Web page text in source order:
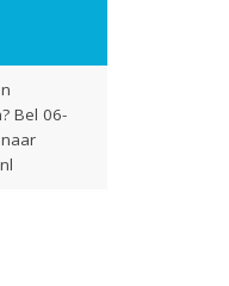
Bel 06-